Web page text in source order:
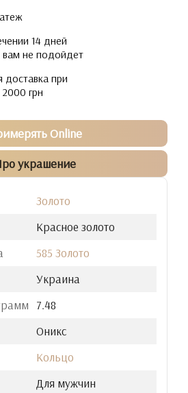
14 дней
вам не подойдет
доставка при
грн
Online
украшение
Золото
Красное золото
585 Золото
Украина
7.48
Оникс
Кольцо
Для мужчин